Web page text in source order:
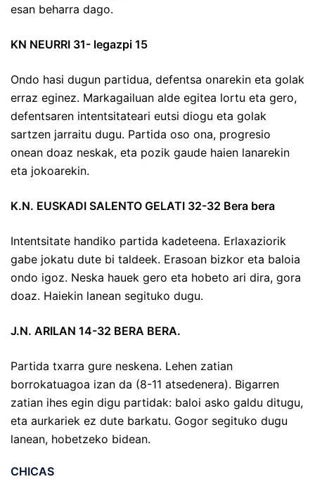
esan beharra dago.
KN NEURRI 31- legazpi 15
Ondo hasi dugun partidua, defentsa onarekin eta golak
erraz eginez. Markagailuan alde egitea lortu eta gero,
defentsaren intentsitateari eutsi diogu eta golak
sartzen jarraitu dugu. Partida oso ona, progresio
onean doaz neskak, eta pozik gaude haien lanarekin
eta jokoarekin.
K.N. EUSKADI SALENTO GELATI 32-32 Bera bera
Intentsitate handiko partida kadeteena. Erlaxaziorik
gabe jokatu dute bi taldeek. Erasoan bizkor eta baloia
ondo igoz. Neska hauek gero eta hobeto ari dira, gora
doaz. Haiekin lanean segituko dugu.
J.N. ARILAN 14-32 BERA BERA.
Partida txarra gure neskena. Lehen zatian
borrokatuagoa izan da (8-11 atsedenera). Bigarren
zatian ihes egin digu partidak: baloi asko galdu ditugu,
eta aurkariek ez dute barkatu. Gogor segituko dugu
lanean, hobetzeko bidean.
CHICAS